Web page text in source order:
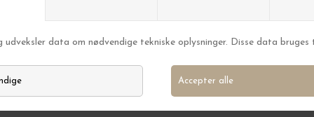
meraki
Diffuser, Scandinavian Garden
DKK 199,00
meraki
Roomspray, Lilac